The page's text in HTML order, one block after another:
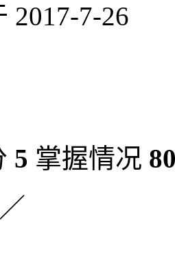
2017-7-26
5 掌握情况